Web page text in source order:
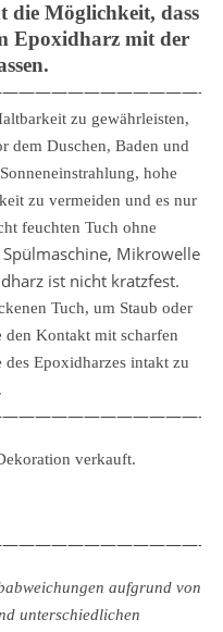
die Möglichkeit, dass
Epoxidharz mit der
zu gewährleisten,
dem Duschen, Baden und
hohe
zu vermeiden und es nur
feuchten Tuch ohne
Mikrowelle
ist nicht kratzfest.
Tuch, um Staub oder
den Kontakt mit scharfen
Epoxidharzes intakt zu
verkauft.
aufgrund von
unterschiedlichen